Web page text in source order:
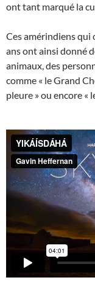
ont tant marqué la
Ces amérindiens qui
ans ont ainsi donné
animaux, des
comme « le Grand
pleure » ou encore «